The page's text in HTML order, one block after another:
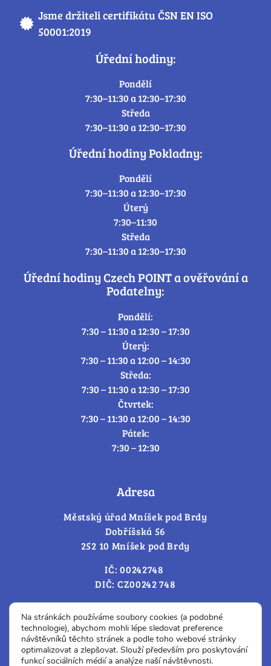
Jsme držiteli certifikátu ČSN EN ISO
50001:2019
Úřední hodiny:
Pondělí
7:30–11:30 a 12:30–17:30
Středa
7:30–11:30 a 12:30–17:30
Úřední hodiny Pokladny:
Pondělí
7:30–11:30 a 12:30–17:30
Úterý
7:30–11:30
Středa
7:30–11:30 a 12:30–17:30
Úřední hodiny Czech POINT a ověřování a
Podatelny:
Pondělí:
7:30 – 11:30 a 12:30 – 17:30
Úterý:
7:30 – 11:30 a 12:00 – 14:30
Středa:
7:30 – 11:30 a 12:30 – 17:30
Čtvrtek:
7:30 – 11:30 a 12:00 – 14:30
Pátek:
7:30 – 12:30
Adresa
Městský úřad Mníšek pod Brdy
Dobříšská 56
252 10 Mníšek pod Brdy
IČ: 00242748
DIČ: CZ00242 748
Cookies – změna souhlasu
Prohlášení o přístupnosti
Na stránkách používáme soubory cookies (a podobné
technologie), abychom mohli lépe sledovat preference
návštěvníků těchto stránek a podle toho webové stránky
optimalizovat a zlepšovat. Slouží především pro poskytování
funkcí sociálních médií a analýze naší návštěvnosti.